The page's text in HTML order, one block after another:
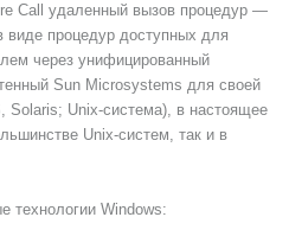
Call удаленный вызов процедур —
виде процедур доступных для
через унифицированный
Sun Microsystems для своей
Solaris; Unix-система), в настоящее
Unix-систем, так и в
технологии Windows: